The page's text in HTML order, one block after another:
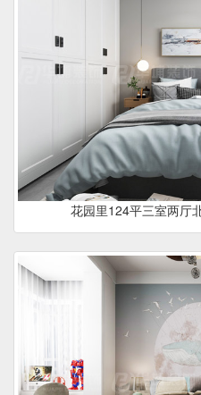
花园里124平三室两厅